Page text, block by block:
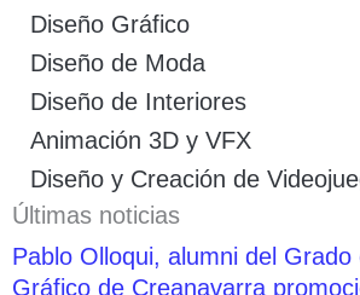
Diseño Gráfico
Diseño de Moda
Diseño de Interiores
Animación 3D y VFX
Diseño y Creación de
Últimas noticias
Pablo Olloqui, alumni del Grado
Gráfico de Creanavarra